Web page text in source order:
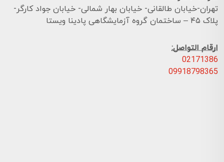
تهران-خیابان طالقانی- خیابان بهار شمالی- خیابان جواد کارگر-
پلاک ۴۵ – ساختمان گروه آزمایشگاهی پادینا ویستا
ارقام التواصل:
02171386
09918798365